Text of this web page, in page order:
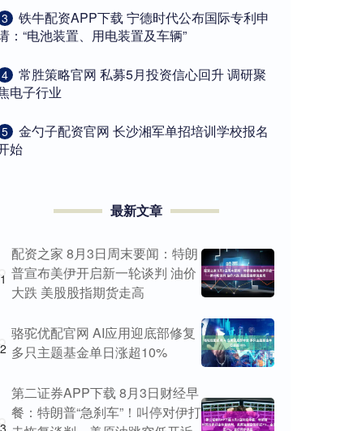
3
​铁牛配资APP下载 宁德时代公布国际专利申
：“电池装置、用电装置及车辆”
4
​常胜策略官网 私募5月投资信心回升 调研聚
电子行业
5
​金勺子配资官网 长沙湘军单招培训学校报名
始
最新文章
1
配资之家 8月3日周末要闻：特朗
普宣布美伊开启新一轮谈判 油价
大跌 美股股指期货走高
2
骆驼优配官网 AI应用迎底部修复
多只主题基金单日涨超10%
第二证券APP下载 8月3日财经早
餐：特朗普“急刹车”！叫停对伊打